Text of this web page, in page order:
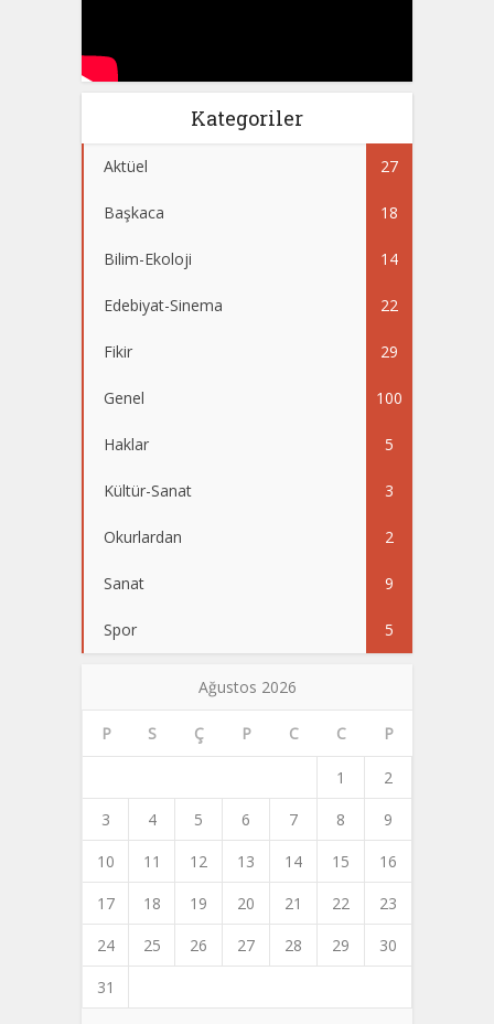
Kategoriler
Aktüel 27
Başkaca 18
Bilim-Ekoloji 14
Edebiyat-Sinema 22
Fikir 29
Genel 100
Haklar 5
Kültür-Sanat 3
Okurlardan 2
Sanat 9
Spor 5
Ağustos 2026
P S Ç P C C P
1
2
3
4 5 6 7 8
9
10
11 12 13 14 15
16
17
18 19 20 21 22
23
24
25 26 27 28 29
30
31